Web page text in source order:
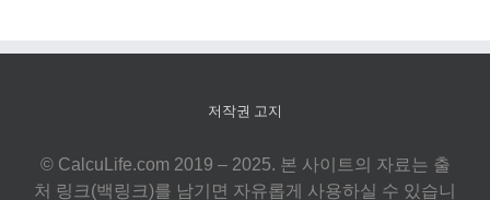
저작권 고지
© CalcuLife.com 2019 – 2025. 본 사이트의 자료는 출
처 링크(백링크)를 남기면 자유롭게 사용하실 수 있습니